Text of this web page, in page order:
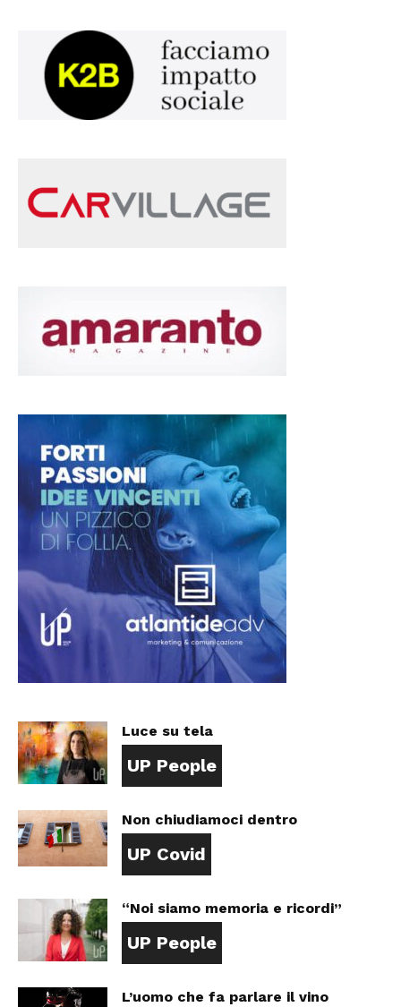
Luce su tela
UP People
Non chiudiamoci dentro
UP Covid
“Noi siamo memoria e ricordi”
UP People
L’uomo che fa parlare il vino